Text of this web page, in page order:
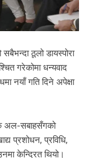
ठूलो डायस्पोरा
गरेकोमा धन्यवाद
नयाँ गति दिने अपेक्षा
अल-सबाहसँगको
प्रशोधन, प्रविधि,
केन्द्रित थियो।